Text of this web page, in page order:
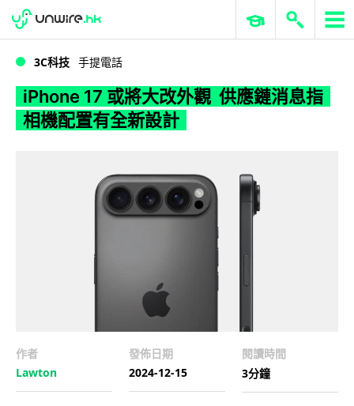
WWDC 2026 ERP 與商業 AI
3C科技 手提電話
iPhone 17 或將大改外觀 供應鏈消息指
相機配置有全新設計
作者
Lawton
發佈日期
2024-12-15
閱讀時間
3分鐘